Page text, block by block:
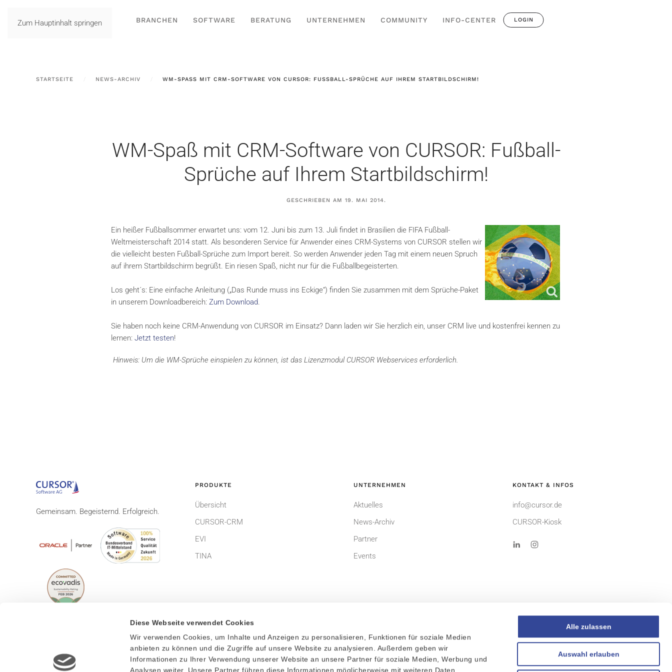
Diese Webseite verwendet Cookies
Wir verwenden Cookies, um Inhalte und Anzeigen zu personalisieren, Funktionen für soziale Medien
anbieten zu können und die Zugriffe auf unsere Website zu analysieren. Außerdem geben wir
Informationen zu Ihrer Verwendung unserer Website an unsere Partner für soziale Medien, Werbung und
Analysen weiter. Unsere Partner führen diese Informationen möglicherweise mit weiteren Daten
Alle zulassen
Auswahl erlauben
Zum Hauptinhalt springen BRANCHEN SOFTWARE BERATUNG UNTERNEHMEN COMMUNITY INFO-CENTER LOGIN
STARTSEITE NEWS-ARCHIV WM-SPASS MIT CRM-SOFTWARE VON CURSOR: FUSSBALL-SPRÜCHE AUF IHREM STARTBILDSCHIRM!
WM-Spaß mit CRM-Software von CURSOR: Fußball-
Sprüche auf Ihrem Startbildschirm!
GESCHRIEBEN AM 19. MAI 2014.
Ein heißer Fußballsommer erwartet uns: vom 12. Juni bis zum 13. Juli findet in Brasilien die FIFA Fußball-
Weltmeisterschaft 2014 statt. Als besonderen Service für Anwender eines CRM-Systems von CURSOR stellen wir
die vielleicht besten Fußball-Sprüche zum Import bereit. So werden Anwender jeden Tag mit einem neuen Spruch
auf ihrem Startbildschirm begrüßt. Ein riesen Spaß, nicht nur für die Fußballbegeisterten.
Los geht´s: Eine einfache Anleitung („Das Runde muss ins Eckige“) finden Sie zusammen mit dem Sprüche-Paket
in unserem Downloadbereich: Zum Download.
Sie haben noch keine CRM-Anwendung von CURSOR im Einsatz? Dann laden wir Sie herzlich ein, unser CRM live und kostenfrei kennen zu
lernen: Jetzt testen!
Hinweis: Um die WM-Sprüche einspielen zu können, ist das Lizenzmodul CURSOR Webservices erforderlich.
Gemeinsam. Begeisternd. Erfolgreich.
PRODUKTE
Übersicht
CURSOR-CRM
EVI
TINA
UNTERNEHMEN
Aktuelles
News-Archiv
Partner
Events
KONTAKT & INFOS
info@cursor.de
CURSOR-Kiosk
© CURSOR Software AG 2026
Impressum
Lizenzbedingungen
Datenschutzerklärung
Bildnachweis
AGB
Sitemap